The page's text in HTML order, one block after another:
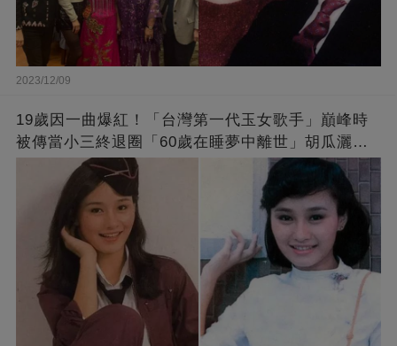
2023/12/09
19歲因一曲爆紅！「台灣第一代玉女歌手」巔峰時
被傳當小三終退圈「60歲在睡夢中離世」胡瓜灑淚